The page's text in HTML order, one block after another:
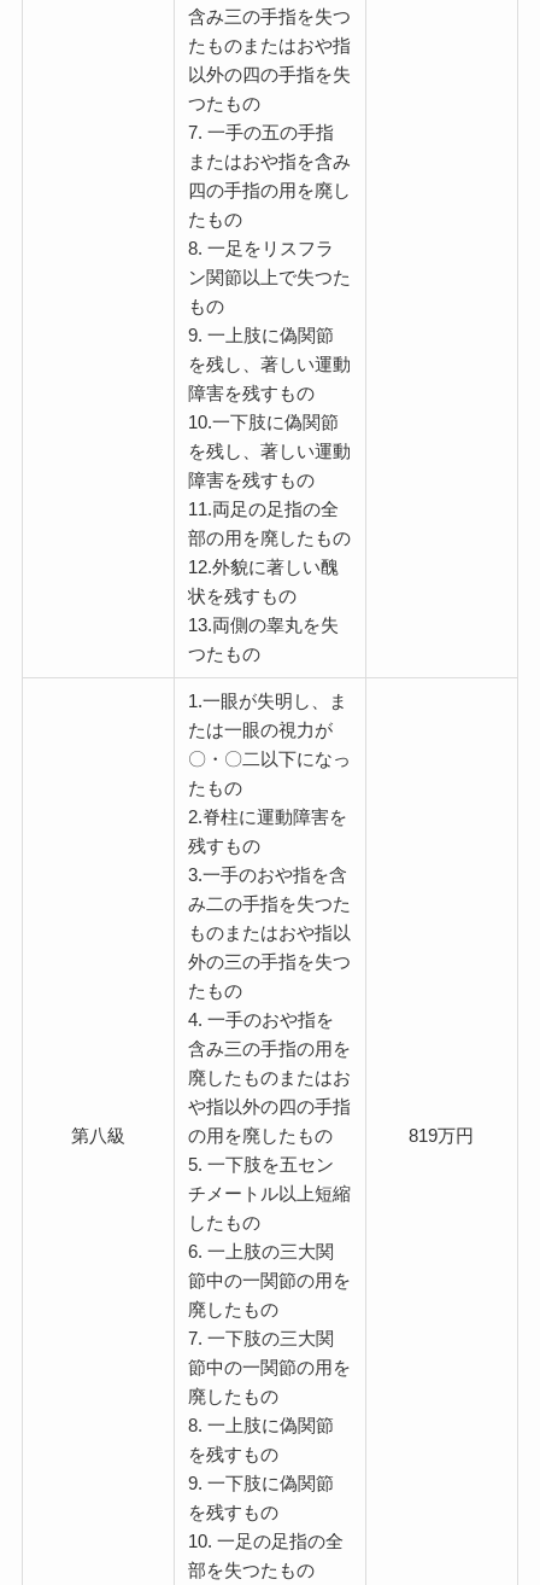
含み三の手指を失つ
たものまたはおや指
以外の四の手指を失
つたもの
7. 一手の五の手指
またはおや指を含み
四の手指の用を廃し
たもの
8. 一足をリスフラ
ン関節以上で失つた
もの
9. 一上肢に偽関節
を残し、著しい運動
障害を残すもの
10.一下肢に偽関節
を残し、著しい運動
障害を残すもの
11.両足の足指の全
部の用を廃したもの
12.外貌に著しい醜
状を残すもの
13.両側の睾丸を失
つたもの
第八級
1.一眼が失明し、ま
たは一眼の視力が
〇・〇二以下になっ
たもの
2.脊柱に運動障害を
残すもの
3.一手のおや指を含
み二の手指を失つた
ものまたはおや指以
外の三の手指を失つ
たもの
4. 一手のおや指を
含み三の手指の用を
廃したものまたはお
や指以外の四の手指
の用を廃したもの
5. 一下肢を五セン
チメートル以上短縮
したもの
6. 一上肢の三大関
節中の一関節の用を
廃したもの
7. 一下肢の三大関
節中の一関節の用を
廃したもの
8. 一上肢に偽関節
を残すもの
9. 一下肢に偽関節
を残すもの
10. 一足の足指の全
部を失つたもの
819万円